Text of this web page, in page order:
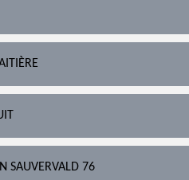
SAUVERVALD 76